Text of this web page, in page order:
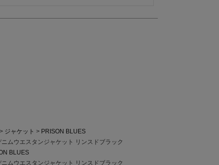
ジャケット
PRISON BLUES
ムウエスタンジャケット リンスドブラック
BLUES
ムウエスタンジャケット リンスドブラック